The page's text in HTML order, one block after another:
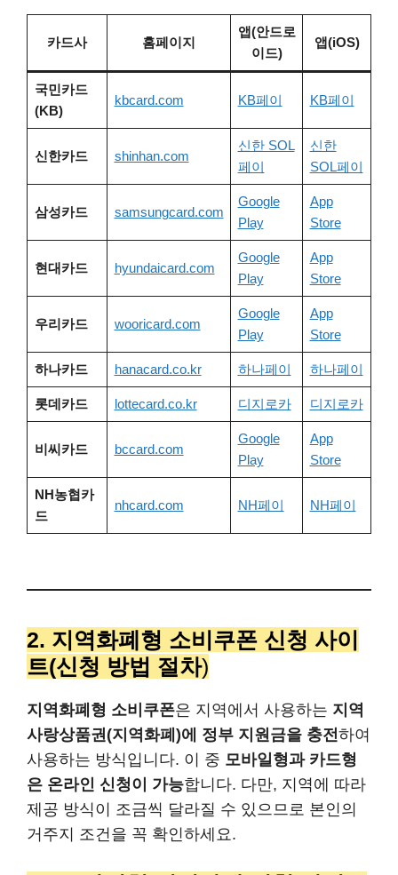
카드사 홈페이지
앱(안드로
이드)
앱(iOS)
국민카드
(KB)
kbcard.com KB페이 KB페이
신한카드 shinhan.com
신한 SOL
페이
신한
SOL페이
삼성카드 samsungcard.com
Google
Play
App
Store
현대카드 hyundaicard.com
Google
Play
App
Store
우리카드 wooricard.com
Google
Play
App
Store
하나카드 hanacard.co.kr 하나페이 하나페이
롯데카드 lottecard.co.kr 디지로카 디지로카
비씨카드 bccard.com
Google
Play
App
Store
NH농협카
드
nhcard.com NH페이 NH페이
2. 지역화폐형 소비쿠폰 신청 사이
트(신청 방법 절차)
지역화폐형 소비쿠폰은 지역에서 사용하는 지역
사랑상품권(지역화폐)에 정부 지원금을 충전하여
사용하는 방식입니다. 이 중 모바일형과 카드형
은 온라인 신청이 가능합니다. 다만, 지역에 따라
제공 방식이 조금씩 달라질 수 있으므로 본인의
거주지 조건을 꼭 확인하세요.